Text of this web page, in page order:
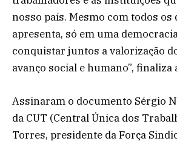
nosso país. Mesmo com todos os
apresenta, só em uma
conquistar juntos a valorização
avanço social e humano”, finaliza
Assinaram o documento Sérgio
da CUT (Central Única dos
Torres, presidente da Força